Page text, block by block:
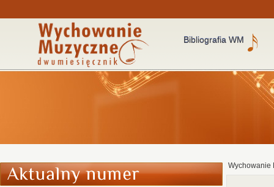
Bibliografia WM
Wychowanie